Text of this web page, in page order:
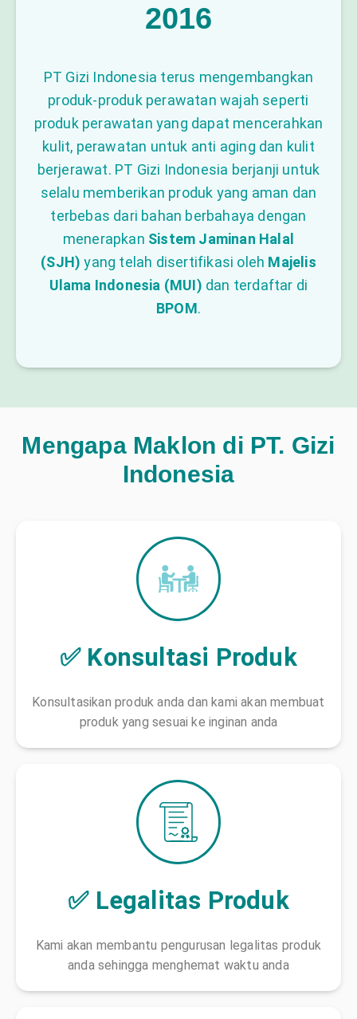
2016
PT Gizi Indonesia terus mengembangkan
produk-produk perawatan wajah seperti
produk perawatan yang dapat mencerahkan
kulit, perawatan untuk anti aging dan kulit
berjerawat. PT Gizi Indonesia berjanji untuk
selalu memberikan produk yang aman dan
terbebas dari bahan berbahaya dengan
menerapkan Sistem Jaminan Halal
(SJH)yang telah disertifikasi oleh Majelis
Ulama Indonesia (MUI) dan terdaftar di
BPOM.
Mengapa Maklon di PT. Gizi
Indonesia
✅ Konsultasi Produk
Konsultasikan produk anda dan kami akan membuat
produk yang sesuai ke inginan anda
✅ Legalitas Produk
Kami akan membantu pengurusan legalitas produk
anda sehingga menghemat waktu anda